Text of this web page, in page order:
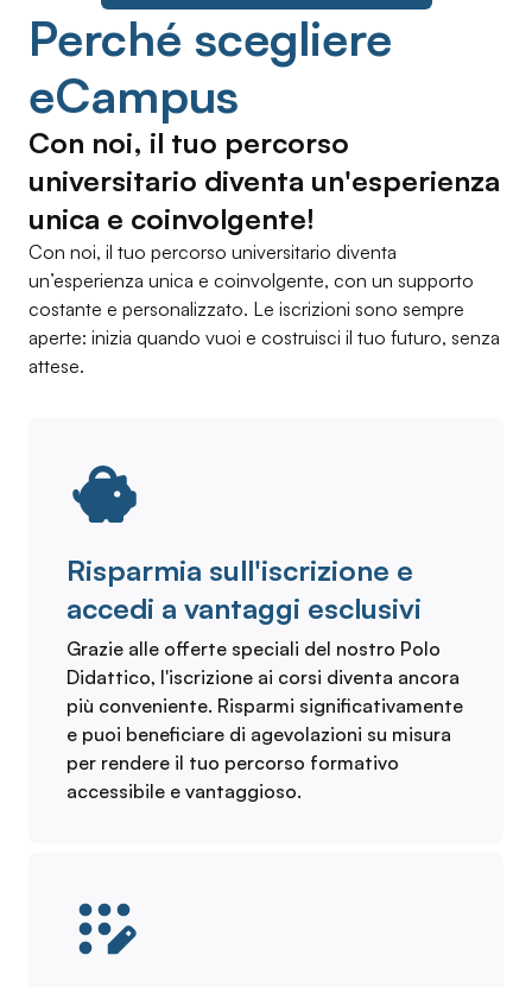
Perché scegliere
eCampus
Con noi, il tuo percorso
universitario diventa un'esperienza
unica e coinvolgente!
Con noi, il tuo percorso universitario diventa
un’esperienza unica e coinvolgente, con un supporto
costante e personalizzato. Le iscrizioni sono sempre
aperte: inizia quando vuoi e costruisci il tuo futuro, senza
attese.
Risparmia sull'iscrizione e
accedi a vantaggi esclusivi
Grazie alle offerte speciali del nostro Polo
Didattico, l'iscrizione ai corsi diventa ancora
più conveniente. Risparmi significativamente
e puoi beneficiare di agevolazioni su misura
per rendere il tuo percorso formativo
accessibile e vantaggioso.